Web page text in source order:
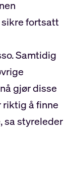
sikre fortsatt
Samtidig
gjør disse
å finne
sa styreleder